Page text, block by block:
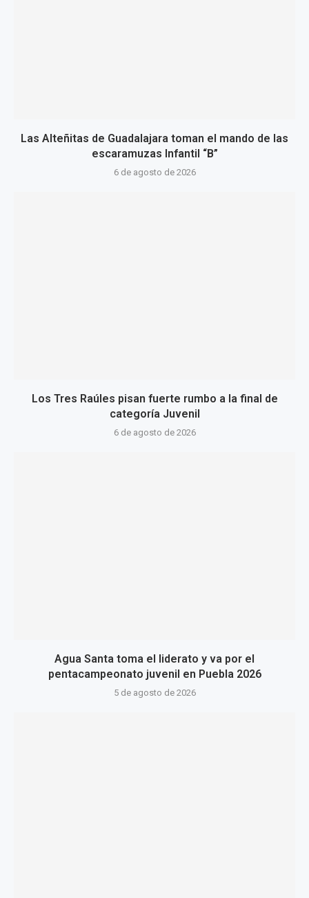
Las Alteñitas de Guadalajara toman el mando de las
escaramuzas Infantil “B”
6 de agosto de 2026
Los Tres Raúles pisan fuerte rumbo a la final de
categoría Juvenil
6 de agosto de 2026
Agua Santa toma el liderato y va por el
pentacampeonato juvenil en Puebla 2026
5 de agosto de 2026